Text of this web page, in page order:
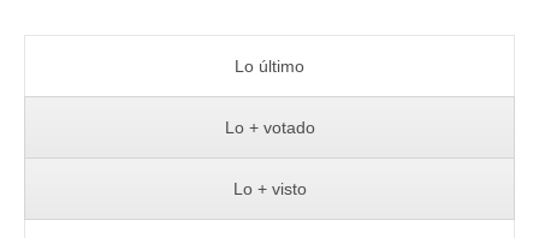
Lo último
Lo + votado
Lo + visto